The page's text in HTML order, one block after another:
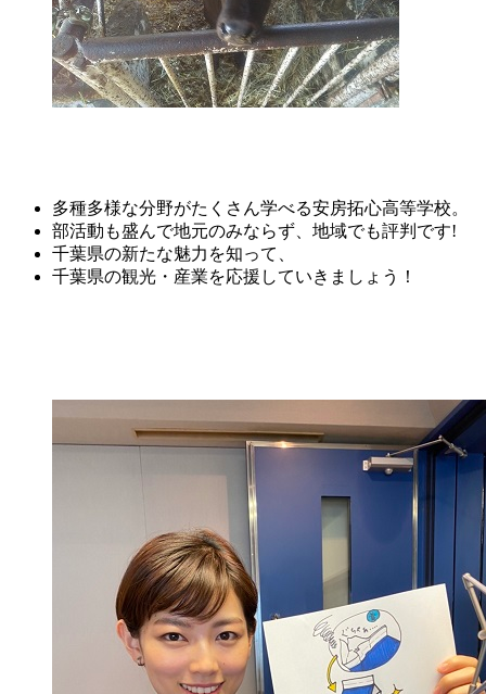
多種多様な分野がたくさん学べる安房拓心高等学校。
部活動も盛んで地元のみならず、地域でも評判です!
千葉県の新たな魅力を知って、
千葉県の観光・産業を応援していきましょう！